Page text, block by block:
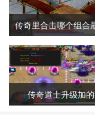
传奇道士升级加